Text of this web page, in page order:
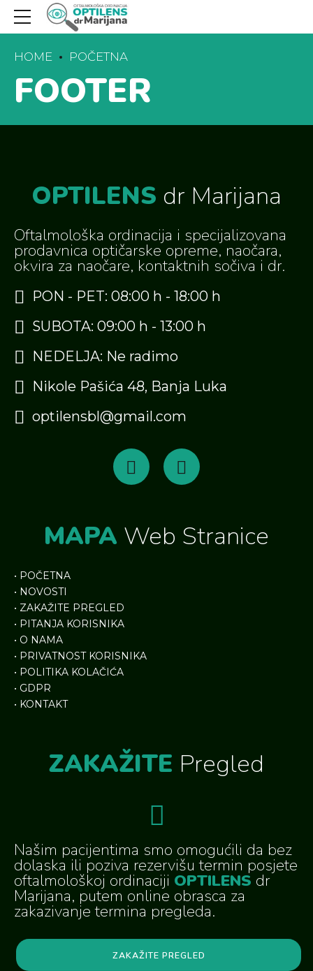
HOME POČETNA
FOOTER
OPTILENS dr Marijana
Oftalmološka ordinacija i specijalizovana
prodavnica optičarske opreme, naočara,
okvira za naočare, kontaktnih sočiva i dr.
PON - PET: 08:00 h - 18:00 h
SUBOTA: 09:00 h - 13:00 h
NEDELJA: Ne radimo
Nikole Pašića 48, Banja Luka
optilensbl@gmail.com
MAPA Web Stranice
• POČETNA
• NOVOSTI
• ZAKAŽITE PREGLED
• PITANJA KORISNIKA
• O NAMA
• PRIVATNOST KORISNIKA
• POLITIKA KOLAČIĆA
• GDPR
• KONTAKT
ZAKAŽITE Pregled
Našim pacijentima smo omogućili da bez
dolaska ili poziva rezervišu termin posjete
oftalmološkoj ordinaciji OPTILENS dr
Marijana, putem online obrasca za
zakazivanje termina pregleda.
ZAKAŽITE PREGLED